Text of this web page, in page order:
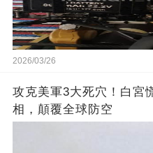
2026/03/26
攻克美軍3大死穴！白宮
相，顛覆全球防空